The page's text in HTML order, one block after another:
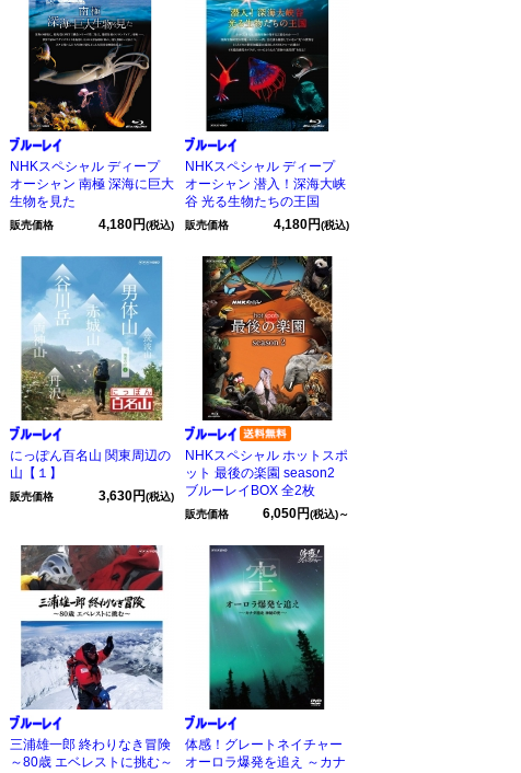
NHKスペシャル ディープ
オーシャン 南極 深海に巨大
生物を見た
販売価格 4,180円(税込)
NHKスペシャル ディープ
オーシャン 潜入！深海大峡
谷 光る生物たちの王国
販売価格 4,180円(税込)
にっぽん百名山 関東周辺の
山【１】
販売価格 3,630円(税込)
NHKスペシャル ホットスポ
ット 最後の楽園 season2
ブルーレイBOX 全2枚
販売価格 6,050円(税込)～
三浦雄一郎 終わりなき冒険
～80歳 エベレストに挑む～
体感！グレートネイチャー
オーロラ爆発を追え ～カナ